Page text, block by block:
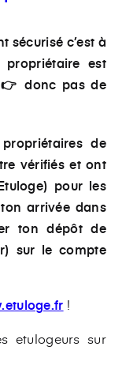
sécurisé c’est à
est
donc pas de
de
vérifiés et ont
pour les
arrivée dans
ton dépôt de
sur le compte
!
etulogeurs sur